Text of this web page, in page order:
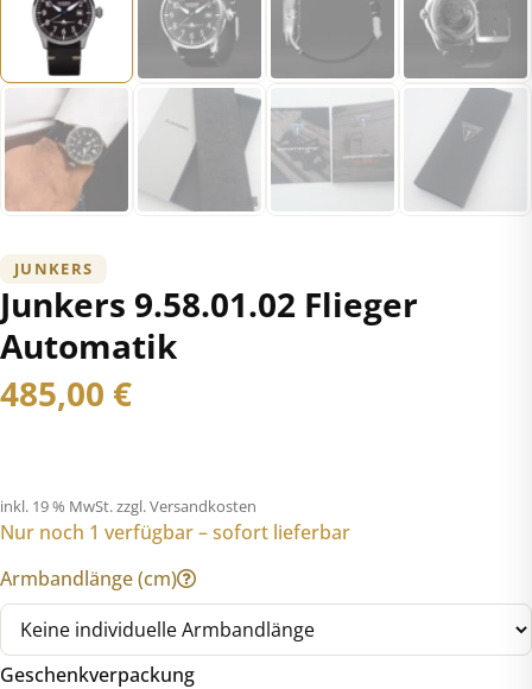
JUNKERS
Junkers 9.58.01.02 Flieger
Automatik
485,00 €
inkl. 19 % MwSt.zzgl. Versandkosten
Nur noch 1 verfügbar – sofort lieferbar
Armbandlänge (cm)
Geschenkverpackung